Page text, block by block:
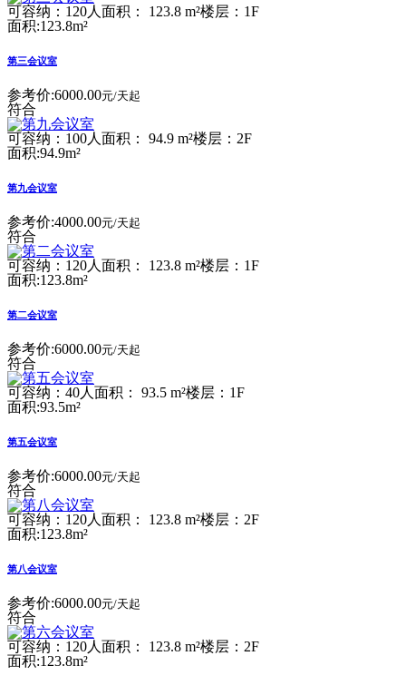
可容纳：120人 面积： 123.8 m²楼层：1F
面积:123.8m²
第三会议室
参考价:6000.00元/天起
符合
可容纳：100人 面积： 94.9 m²楼层：2F
面积:94.9m²
第九会议室
参考价:4000.00元/天起
符合
可容纳：120人 面积： 123.8 m²楼层：1F
面积:123.8m²
第二会议室
参考价:6000.00元/天起
符合
可容纳：40人 面积： 93.5 m²楼层：1F
面积:93.5m²
第五会议室
参考价:6000.00元/天起
符合
可容纳：120人 面积： 123.8 m²楼层：2F
面积:123.8m²
第八会议室
参考价:6000.00元/天起
符合
可容纳：120人 面积： 123.8 m²楼层：2F
面积:123.8m²